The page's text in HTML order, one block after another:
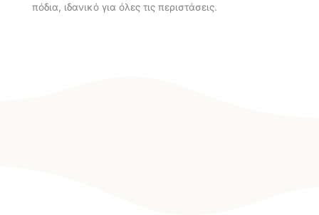
πόδια, ιδανικό για όλες τις περιστάσεις.